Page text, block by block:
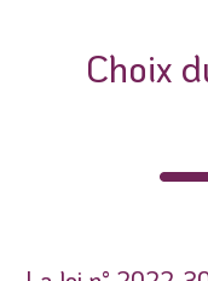
Choix